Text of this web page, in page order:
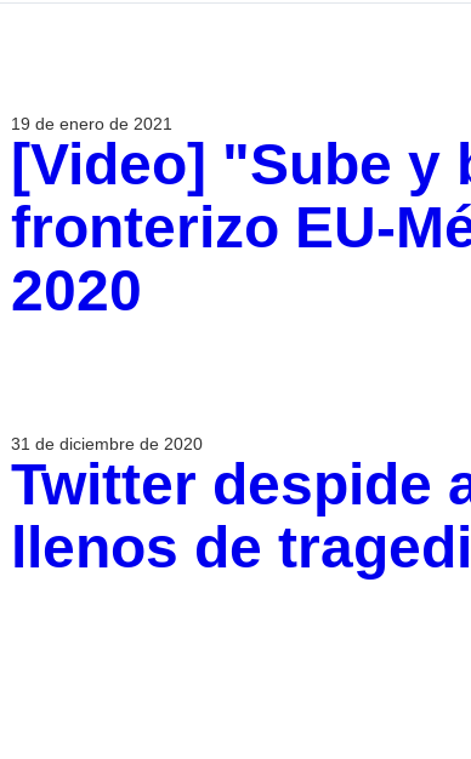
19 de enero de 2021
[Video] "Sube y
fronterizo EU-
2020
31 de diciembre de 2020
Twitter despide
llenos de